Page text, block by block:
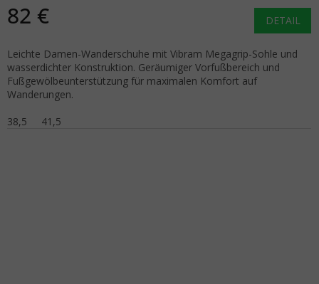
82 € DETAIL
Leichte Damen-Wanderschuhe mit Vibram Megagrip-Sohle und
wasserdichter Konstruktion. Geräumiger Vorfußbereich und
Fußgewölbeunterstützung für maximalen Komfort auf
Wanderungen.
38,5
41,5